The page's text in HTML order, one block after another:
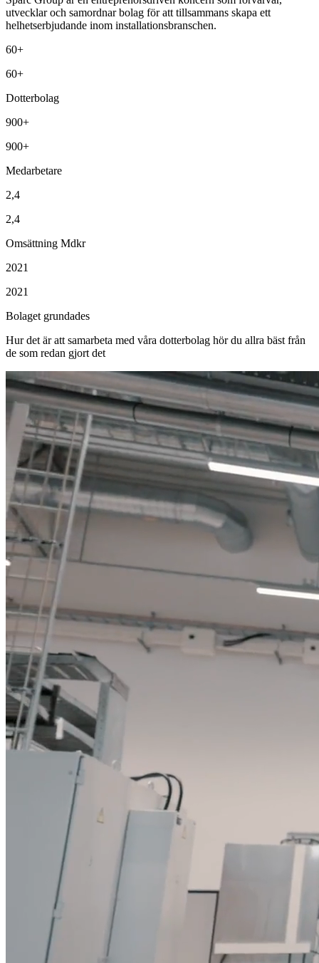
utvecklar och samordnar bolag för att tillsammans skapa ett
helhetserbjudande inom installationsbranschen.
60+
60+
Dotterbolag
900+
900+
Medarbetare
2,4
2,4
Omsättning Mdkr
2021
2021
Bolaget grundades
Hur det är att samarbeta med våra dotterbolag hör du allra bäst från
de som redan gjort det